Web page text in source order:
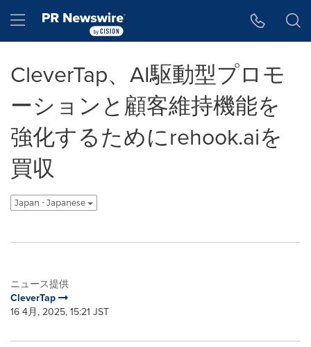
Hamburger menu
CleverTap、AI駆動型プロモ
ーションと顧客維持機能を
強化するためにrehook.aiを
買収
Japan - Japanese
ニュース提供
CleverTap
16 4月, 2025, 15:21 JST